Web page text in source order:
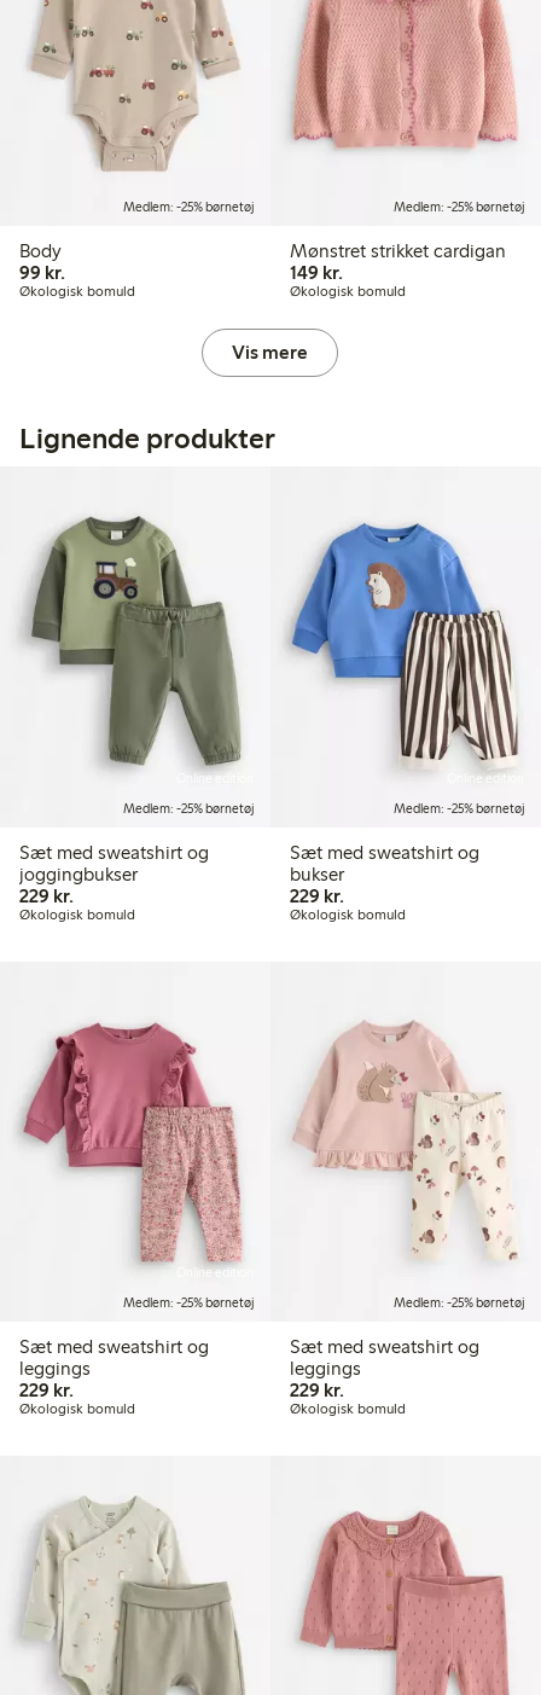
Medlem: -25% børnetøj
Body
99 kr.
Økologisk bomuld
Medlem: -25% børnetøj
Mønstret strikket cardigan
149 kr.149,00 kr.
Økologisk bomuld
Vis mere
Lignende produkter
Online edition
Medlem: -25% børnetøj
Sæt med sweatshirt og
joggingbukser
229 kr.
Økologisk bomuld
Online edition
Medlem: -25% børnetøj
Sæt med sweatshirt og
bukser
229 kr.
Økologisk bomuld
Online edition
Medlem: -25% børnetøj
Sæt med sweatshirt og
leggings
229 kr.
Økologisk bomuld
Medlem: -25% børnetøj
Sæt med sweatshirt og
leggings
229 kr.229,00 kr.
Økologisk bomuld